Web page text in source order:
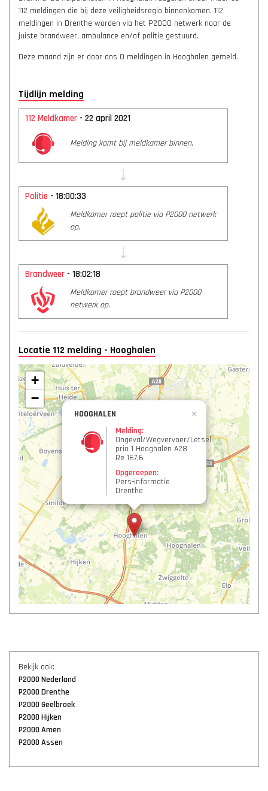
112 meldingen die bij deze veiligheidsregio binnenkomen. 112
meldingen in Drenthe worden via het P2000 netwerk naar de
juiste brandweer, ambulance en/of politie gestuurd.
Deze maand zijn er door ons 0 meldingen in Hooghalen gemeld.
Tijdlijn melding
112 Meldkamer - 22 april 2021
Melding komt bij meldkamer binnen.
Politie - 18:00:33
Meldkamer roept politie via P2000 netwerk
op.
Brandweer - 18:02:18
Meldkamer roept brandweer via P2000
netwerk op.
Locatie 112 melding - Hooghalen
HOOGHALEN
Melding:
Ongeval/Wegvervoer/Letsel
prio 1 Hooghalen A28
Re 167,6
Opgeroepen:
Pers-informatie
Drenthe
×
+
−
Bekijk ook:
P2000 Nederland
P2000 Drenthe
P2000 Geelbroek
P2000 Hijken
P2000 Amen
P2000 Assen